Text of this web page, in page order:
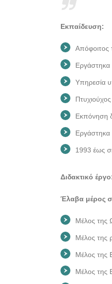
Εκπαίδευση:
Απόφοιτος
Εργάστηκα
Υπηρεσία
Εκπόνηση
Εργάστηκα
1993 έως
Διδακτικό
Έλαβα μέρος
Μέλος της
Μέλος της
Μέλος της
Μέλος της